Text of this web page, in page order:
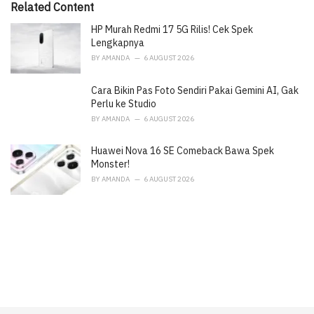
s
:
Related Content
HP Murah Redmi 17 5G Rilis! Cek Spek
Lengkapnya
BY AMANDA 6 AUGUST 2026
Cara Bikin Pas Foto Sendiri Pakai Gemini AI, Gak
Perlu ke Studio
BY AMANDA 6 AUGUST 2026
Huawei Nova 16 SE Comeback Bawa Spek
Monster!
BY AMANDA 6 AUGUST 2026